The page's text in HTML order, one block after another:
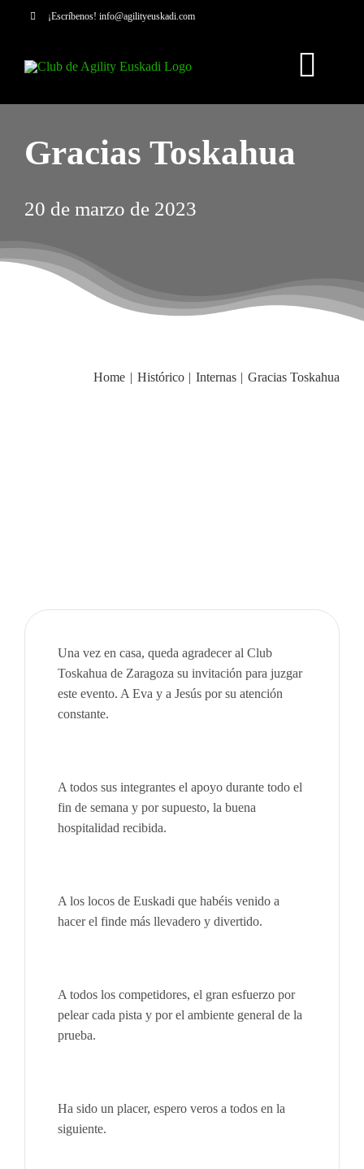
¡Escríbenos! info@agilityeuskadi.com
CURSOS
Gracias Toskahua
20 de marzo de 2023
Home Histórico Internas Gracias Toskahua
Una vez en casa, queda agradecer al Club
Toskahua de Zaragoza su invitación para juzgar
este evento. A Eva y a Jesús por su atención
constante.
A todos sus integrantes el apoyo durante todo el
fin de semana y por supuesto, la buena
hospitalidad recibida.
A los locos de Euskadi que habéis venido a
hacer el finde más llevadero y divertido.
A todos los competidores, el gran esfuerzo por
pelear cada pista y por el ambiente general de la
prueba.
Ha sido un placer, espero veros a todos en la
siguiente.